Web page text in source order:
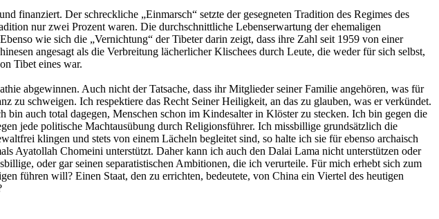
finanziert. Der schreckliche „Einmarsch“ setzte der gesegneten Tradition des Regimes des
nur zwei Prozent waren. Die durchschnittliche Lebenserwartung der ehemaligen
wie sich die „Vernichtung“ der Tibeter darin zeigt, dass ihre Zahl seit 1959 von einer
angesagt als die Verbreitung lächerlicher Klischees durch Leute, die weder für sich selbst,
Tibet eines war.
abgewinnen. Auch nicht der Tatsache, dass ihr Mitglieder seiner Familie angehören, was für
schweigen. Ich respektiere das Recht Seiner Heiligkeit, an das zu glauben, was er verkündet.
auch total dagegen, Menschen schon im Kindesalter in Klöster zu stecken. Ich bin gegen die
jede politische Machtausübung durch Religionsführer. Ich missbillige grundsätzlich die
klingen und stets von einem Lächeln begleitet sind, so halte ich sie für ebenso archaisch
Ayatollah Chomeini unterstützt. Daher kann ich auch den Dalai Lama nicht unterstützen oder
oder gar seinen separatistischen Ambitionen, die ich verurteile. Für mich erhebt sich zum
führen will? Einen Staat, den zu errichten, bedeutete, von China ein Viertel des heutigen